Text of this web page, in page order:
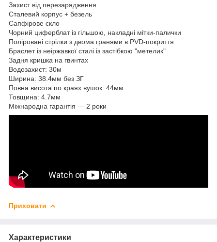
Захист від перезарядження
Сталевий корпус + безель
Сапфірове скло
Чорний циферблат із гільшою, накладні мітки-палички
Поліровані стрілки з двома гранями в PVD-покриття
Браслет із неіржавкої сталі із застібкою "метелик"
Задня кришка на гвинтах
Водозахист: 30м
Ширина: 38.4мм без ЗГ
Повна висота по краях вушок: 44мм
Товщина: 4.7мм
Міжнародна гарантія — 2 роки
Приховати
Характеристики